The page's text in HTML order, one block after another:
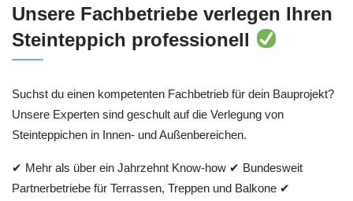
Unsere Fachbetriebe verlegen Ihren
Steinteppich professionell
Suchst du einen kompetenten Fachbetrieb für dein Bauprojekt?
Unsere Experten sind geschult auf die Verlegung von
Steinteppichen in Innen- und Außenbereichen.
✔ Mehr als über ein Jahrzehnt Know-how ✔ Bundesweit
Partnerbetriebe für Terrassen, Treppen und Balkone ✔